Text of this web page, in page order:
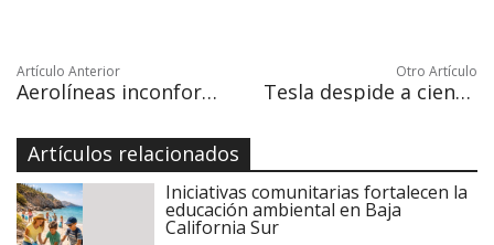
Artículo Anterior
Aerolíneas inconformes con el cobro a turistas a través de boletos de avión
Otro Artículo
Tesla despide a cientos de trabajadores tras revisar su actividad
Artículos relacionados
Iniciativas comunitarias fortalecen la
educación ambiental en Baja
California Sur